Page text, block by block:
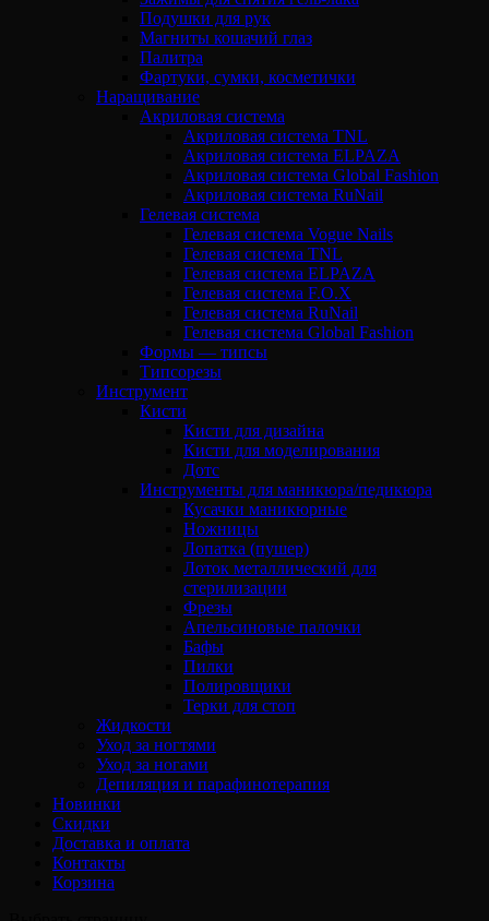
Подушки для рук
Магниты кошачий глаз
Палитра
Фартуки, сумки, косметички
Наращивание
Акриловая система
Акриловая система TNL
Акриловая система ELPAZA
Акриловая система Global Fashion
Акриловая система RuNail
Гелевая система
Гелевая система Vogue Nails
Гелевая система TNL
Гелевая система ELPAZA
Гелевая система F.O.X
Гелевая система RuNail
Гелевая система Global Fashion
Формы — типсы
Типсорезы
Инструмент
Кисти
Кисти для дизайна
Кисти для моделирования
Дотс
Инструменты для маникюра/педикюра
Кусачки маникюрные
Ножницы
Лопатка (пушер)
Лоток металлический для
стерилизации
Фрезы
Апельсиновые палочки
Бафы
Пилки
Полировщики
Терки для стоп
Жидкости
Уход за ногтями
Уход за ногами
Депиляция и парафинотерапия
Новинки
Скидки
Доставка и оплата
Контакты
Корзина